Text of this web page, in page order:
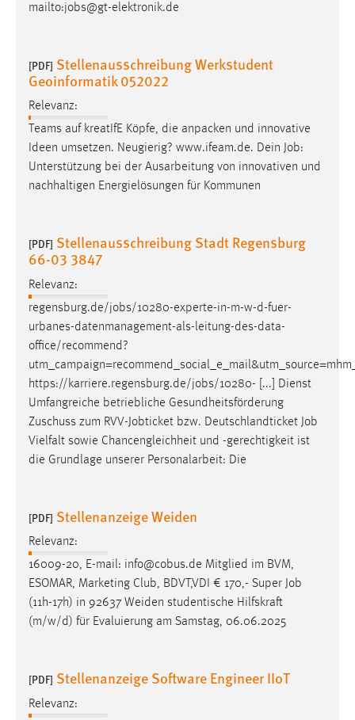
mailto:jobs@gt-elektronik.de
[PDF] Stellenausschreibung Werkstudent
Geoinformatik 052022
Relevanz:
Teams auf kreatIfE Köpfe, die anpacken und innovative
Ideen umsetzen. Neugierig? www.ifeam.de. Dein Job:
Unterstützung bei der Ausarbeitung von innovativen und
nachhaltigen Energielösungen für Kommunen
[PDF] Stellenausschreibung Stadt Regensburg
66-03 3847
Relevanz:
regensburg.de/jobs/10280-experte-in-m-w-d-fuer-
urbanes-datenmanagement-als-leitung-des-data-
office/recommend?
https://karriere.regensburg.de/jobs/10280- [...] Dienst
Umfangreiche betriebliche Gesundheitsförderung
Zuschuss zum RVV-Jobticket bzw. Deutschlandticket Job
Vielfalt sowie Chancengleichheit und -gerechtigkeit ist
die Grundlage unserer Personalarbeit: Die
[PDF] Stellenanzeige Weiden
Relevanz:
16009-20, E-mail: info@cobus.de Mitglied im BVM,
ESOMAR, Marketing Club, BDVT,VDI € 170,- Super Job
(11h-17h) in 92637 Weiden studentische Hilfskraft
(m/w/d) für Evaluierung am Samstag, 06.06.2025
[PDF] Stellenanzeige Software Engineer IIoT
Relevanz:
einloggen zu können.
Cookie Laufzeit:
24 Stunden
STATISTIK
Statistik Cookies erfassen Informationen anonym.
Matomo
Name:
_pk_ref, _pk_cvar, _pk_id, _pk_ses
Zweck:
Zugriffsstatistik
Cookie Laufzeit:
Max. 13 Monate
verwendet, um personalisierte Werbung anzuzeigen.
Sie tun dies, indem sie Besucher über Websites
hinweg verfolgen.
Google Ads
Name:
Anbieter:
Google Ireland Limited